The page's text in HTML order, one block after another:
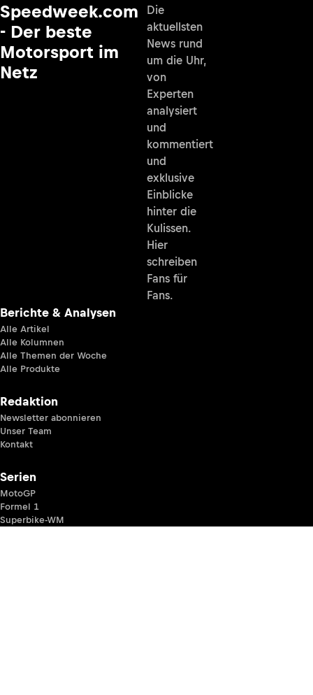
Speedweek.com
- Der beste
Motorsport im
Netz
Die
aktuellsten
News rund
um die Uhr,
von
Experten
analysiert
und
kommentiert
und
exklusive
Einblicke
hinter die
Kulissen.
Hier
schreiben
Fans für
Fans.
Berichte & Analysen
Alle Artikel
Alle Kolumnen
Alle Themen der Woche
Alle Produkte
Redaktion
Newsletter abonnieren
Unser Team
Kontakt
Serien
MotoGP
Formel 1
Superbike-WM